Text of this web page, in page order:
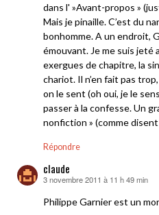
dans l' »Avant-propos »
Mais je pinaille. C’est du
bonhomme. A un endroit,
émouvant. Je me suis
exergues de chapitre, la
chariot. Il n’en fait pas
on le sent (oh oui, je le
passer à la confesse. Un
nonfiction » (comme
Répondre
claude
dit :
3 novembre 2011 à 11 h 49 min
Philippe Garnier est un